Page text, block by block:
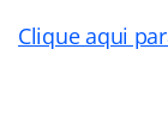
Clique aqui